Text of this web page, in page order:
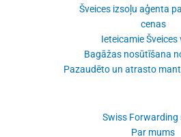
Šveices izsoļu aģenta
cenas
Ieteicamie Šveices
Bagāžas nosūtīšana
Pazaudēto un atrasto
Swiss Forwarding
Par mums